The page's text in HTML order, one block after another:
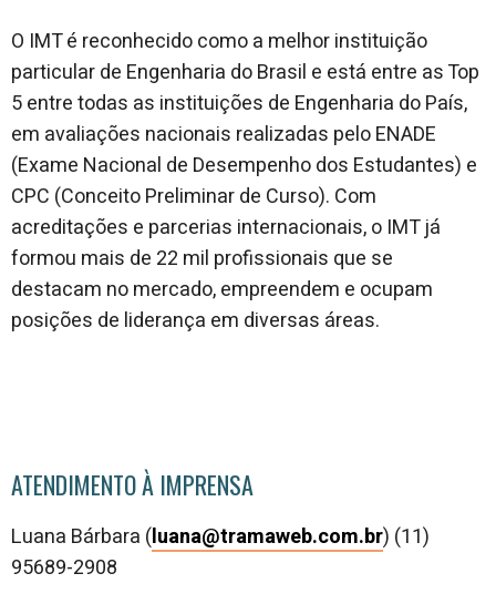
O IMT é reconhecido como a melhor instituição
particular de Engenharia do Brasil e está entre as Top
5 entre todas as instituições de Engenharia do País,
em avaliações nacionais realizadas pelo ENADE
(Exame Nacional de Desempenho dos Estudantes) e
CPC (Conceito Preliminar de Curso). Com
acreditações e parcerias internacionais, o IMT já
formou mais de 22 mil profissionais que se
destacam no mercado, empreendem e ocupam
posições de liderança em diversas áreas.
ATENDIMENTO À IMPRENSA
Luana Bárbara (luana@tramaweb.com.br) (11)
95689-2908